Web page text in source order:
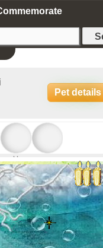
Pet details
older